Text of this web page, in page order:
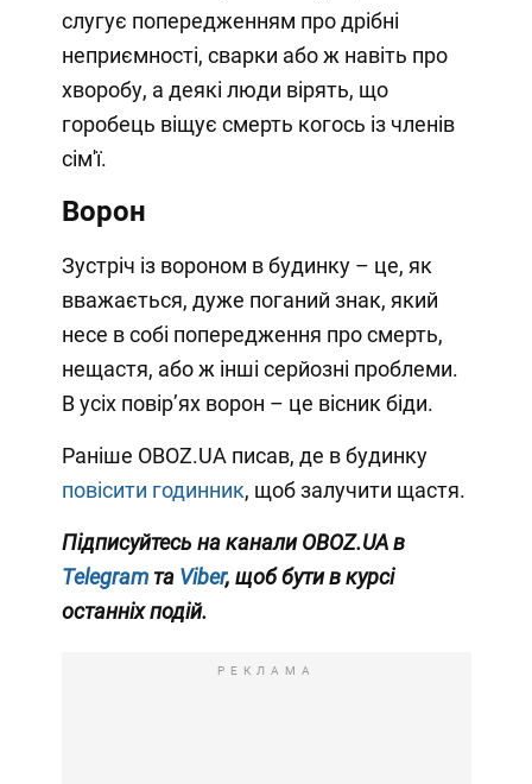
слугує попередженням про дрібні
неприємності, сварки або ж навіть про
хворобу, а деякі люди вірять, що
горобець віщує смерть когось із членів
сім'ї.
Ворон
Зустріч із вороном в будинку – це, як
вважається, дуже поганий знак, який
несе в собі попередження про смерть,
нещастя, або ж інші серйозні проблеми.
В усіх повірʼях ворон – це вісник біди.
Раніше OBOZ.UA писав, де в будинку
повісити годинник, щоб залучити щастя.
Підписуйтесь на канали OBOZ.UA в
Telegram та Viber, щоб бути в курсі
останніх подій.
РЕКЛАМА